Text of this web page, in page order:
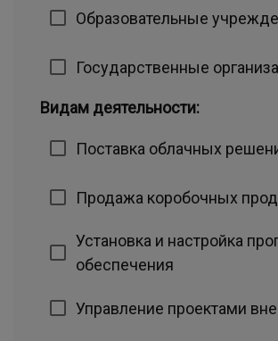
Образовательные
Государственные
Видам деятельности:
Поставка облачных
Продажа коробочных
Установка и настройка
обеспечения
Управление проектами